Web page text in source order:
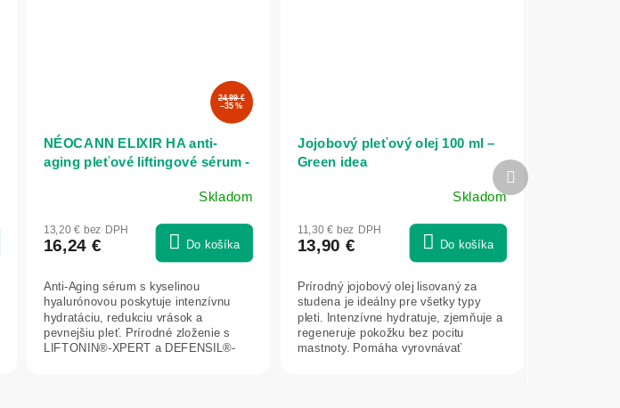
24,99 €
–35 %
NÉOCANN ELIXIR HA anti-
aging pleťové liftingové sérum -
Skladom
13,20 € bez DPH
16,24 € Do košíka
Anti-Aging sérum s kyselinou
hyalurónovou poskytuje intenzívnu
hydratáciu, redukciu vrások a
pevnejšiu pleť. Prírodné zloženie s
LIFTONIN®-XPERT a DEFENSIL®-
Jojobový pleťový olej 100 ml –
Green idea
Skladom
11,30 € bez DPH
13,90 € Do košíka
Prírodný jojobový olej lisovaný za
studena je ideálny pre všetky typy
pleti. Intenzívne hydratuje, zjemňuje a
regeneruje pokožku bez pocitu
mastnoty. Pomáha vyrovnávať
Ďalší
produkt